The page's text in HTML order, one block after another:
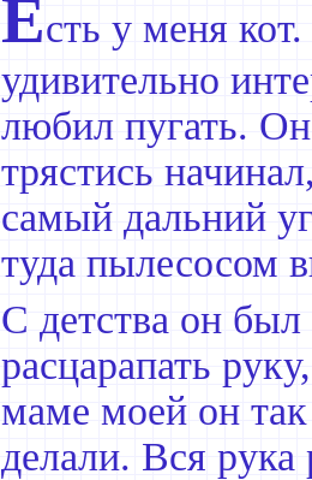
Есть у меня
удивительно
любил пугать. Он
трястись
самый дальний
туда пылесосом
С детства он
расцарапать
маме моей он
делали. Вся рука